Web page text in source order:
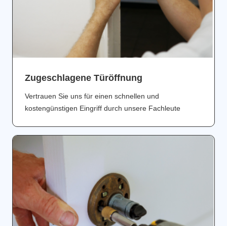
Zugeschlagene Türöffnung
Vertrauen Sie uns für einen schnellen und
kostengünstigen Eingriff durch unsere Fachleute